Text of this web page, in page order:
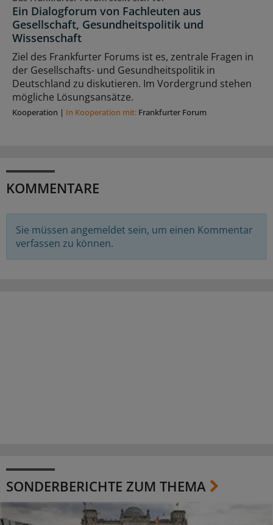
Ein Dialogforum von Fachleuten aus
Gesellschaft, Gesundheitspolitik und
Wissenschaft
Ziel des Frankfurter Forums ist es, zentrale Fragen in
der Gesellschafts- und Gesundheitspolitik in
Deutschland zu diskutieren. Im Vordergrund stehen
mögliche Lösungsansätze.
Kooperation | In Kooperation mit: Frankfurter Forum
KOMMENTARE
Sie müssen angemeldet sein, um einen Kommentar
verfassen zu können.
SONDERBERICHTE ZUM THEMA